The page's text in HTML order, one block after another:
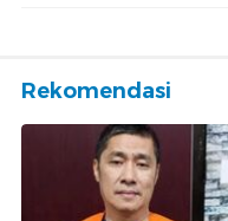
Rekomendasi